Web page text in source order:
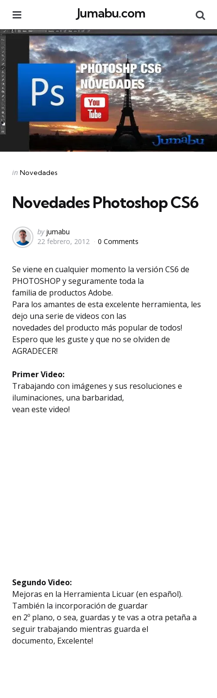
Jumabu.com
Categories
Posted
in Novedades
Novedades Photoshop CS6
Posted
by
by jumabu
22 febrero, 2012
0 Comments
Se viene en cualquier momento la versión CS6 de
PHOTOSHOP y seguramente toda la
familia de productos Adobe.
Para los amantes de esta excelente herramienta, les
dejo una serie de videos con las
novedades del producto más popular de todos!
Espero que les guste y que no se olviden de
AGRADECER!
Primer Video:
Trabajando con imágenes y sus resoluciones e
iluminaciones, una barbaridad,
vean este video!
Segundo Video:
Mejoras en la Herramienta Licuar (en español).
También la incorporación de guardar
en 2º plano, o sea, guardas y te vas a otra petaña a
seguir trabajando mientras guarda el
documento, Excelente!